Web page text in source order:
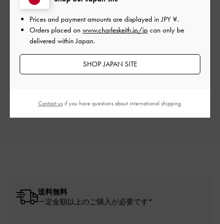
ご感想をお聞かせください
Let us know what you think
レビューを書く
送料無料
一定金額以上のご購入が必要です*
Prices and payment amounts are displayed inJPY ¥.
Orders placed on www.charleskeith.jp/jp can only be
delivered within Japan.
SHOP JAPAN SITE
Contact usif you have questions about international shipping.